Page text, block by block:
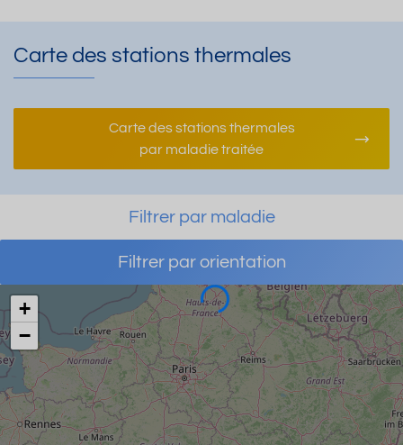
Carte des stations thermales
Carte des stations thermales
par maladie traitée
Filtrer par maladie
Filtrer par orientation
Chargement
+
−